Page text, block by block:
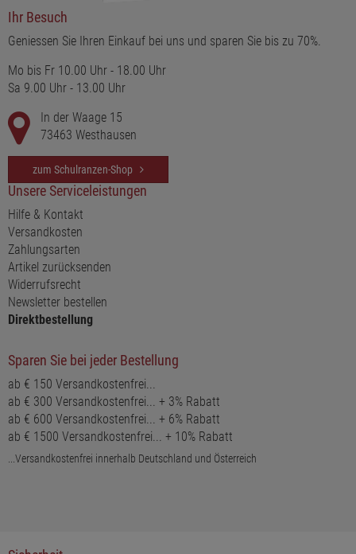
Ihr Besuch
Geniessen Sie Ihren Einkauf bei uns und sparen Sie bis zu 70%.
Mo bis Fr 10.00 Uhr - 18.00 Uhr
Sa 9.00 Uhr - 13.00 Uhr
In der Waage 15
73463 Westhausen
zum Schulranzen-Shop
Unsere Serviceleistungen
Hilfe & Kontakt
Versandkosten
Zahlungsarten
Artikel zurücksenden
Widerrufsrecht
Newsletter bestellen
Direktbestellung
Sparen Sie bei jeder Bestellung
ab € 150 Versandkostenfrei...
ab € 300 Versandkostenfrei... + 3% Rabatt
ab € 600 Versandkostenfrei... + 6% Rabatt
ab € 1500 Versandkostenfrei... + 10% Rabatt
...Versandkostenfrei innerhalb Deutschland und Österreich